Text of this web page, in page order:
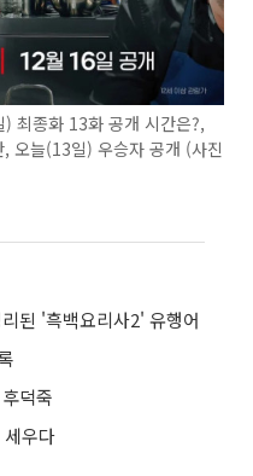
최종화 13화 공개 시간은?,
오늘(13일) 우승자 공개 (사진
'흑백요리사2' 유행어
덕죽
우다